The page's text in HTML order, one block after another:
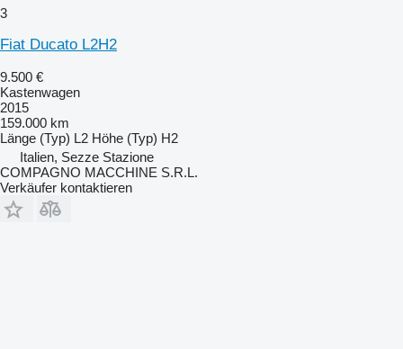
3
Fiat Ducato L2H2
9.500 €
Kastenwagen
2015
159.000 km
Länge (Typ) L2 Höhe (Typ) H2
Italien, Sezze Stazione
COMPAGNO MACCHINE S.R.L.
Verkäufer kontaktieren